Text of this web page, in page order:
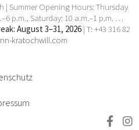
| Summer Opening Hours: Thursday
p.m., Saturday: 10 a.m.–1 p.m. …
August 3–31, 2026 | T: +43 316 82
kratochwill.com